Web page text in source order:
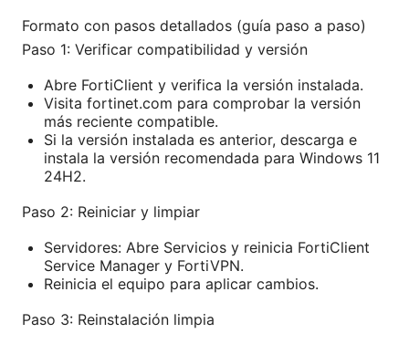
Formato con pasos detallados (guía paso a paso)
Paso 1: Verificar compatibilidad y versión
Abre FortiClient y verifica la versión instalada.
Visita fortinet.com para comprobar la versión
más reciente compatible.
Si la versión instalada es anterior, descarga e
instala la versión recomendada para Windows 11
24H2.
Paso 2: Reiniciar y limpiar
Servidores: Abre Servicios y reinicia FortiClient
Service Manager y FortiVPN.
Reinicia el equipo para aplicar cambios.
Paso 3: Reinstalación limpia